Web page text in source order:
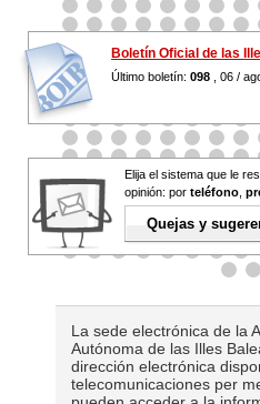
Boletín Oficial de las
Último boletín: 098 , 06 /
Elija el sistema que le
opinión: por teléfono
Quejas y
La sede electrónica de la
Autónoma de las Illes
dirección electrónica
telecomunicaciones per